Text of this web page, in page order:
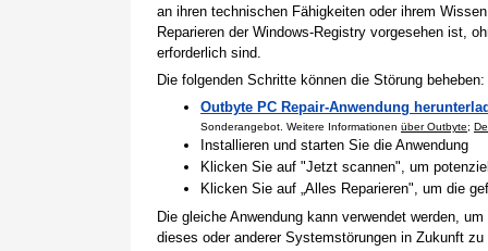
an ihren technischen Fähigkeiten oder ihrem
Reparieren der Windows-Registry vorgesehen ist,
erforderlich sind.
Die folgenden Schritte können die Störung beheben:
Outbyte PC Repair-Anwendung
Sonderangebot. Weitere Informationen über Outbyte;
Installieren und starten Sie die Anwendung
Klicken Sie auf "Jetzt scannen", um
Klicken Sie auf „Alles Reparieren", um die
Die gleiche Anwendung kann verwendet werden,
dieses oder anderer Systemstörungen in Zukunft zu